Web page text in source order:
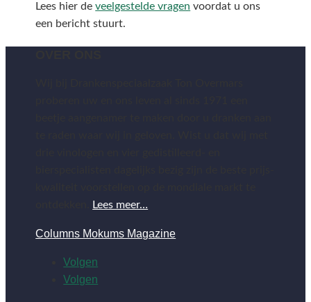
Lees hier deveelgestelde vragen voordat u ons
een bericht stuurt.
Lees meer…
Columns Mokums Magazine
Volgen
Volgen